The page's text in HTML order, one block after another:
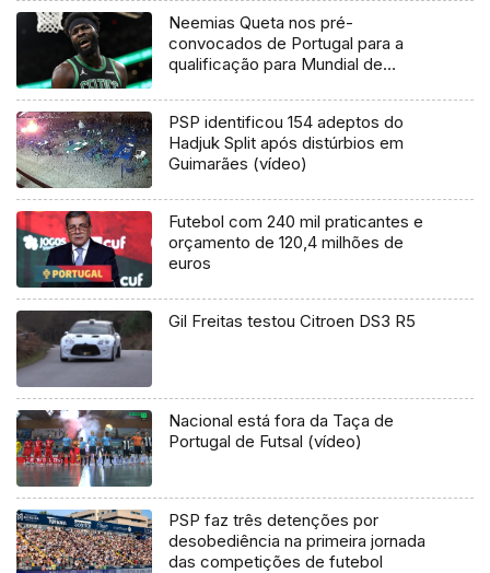
Neemias Queta nos pré-
convocados de Portugal para a
qualificação para Mundial de
PSP identificou 154 adeptos do
Hadjuk Split após distúrbios em
Guimarães (vídeo)
Futebol com 240 mil praticantes e
orçamento de 120,4 milhões de
euros
Gil Freitas testou Citroen DS3 R5
Nacional está fora da Taça de
Portugal de Futsal (vídeo)
PSP faz três detenções por
desobediência na primeira jornada
das competições de futebol